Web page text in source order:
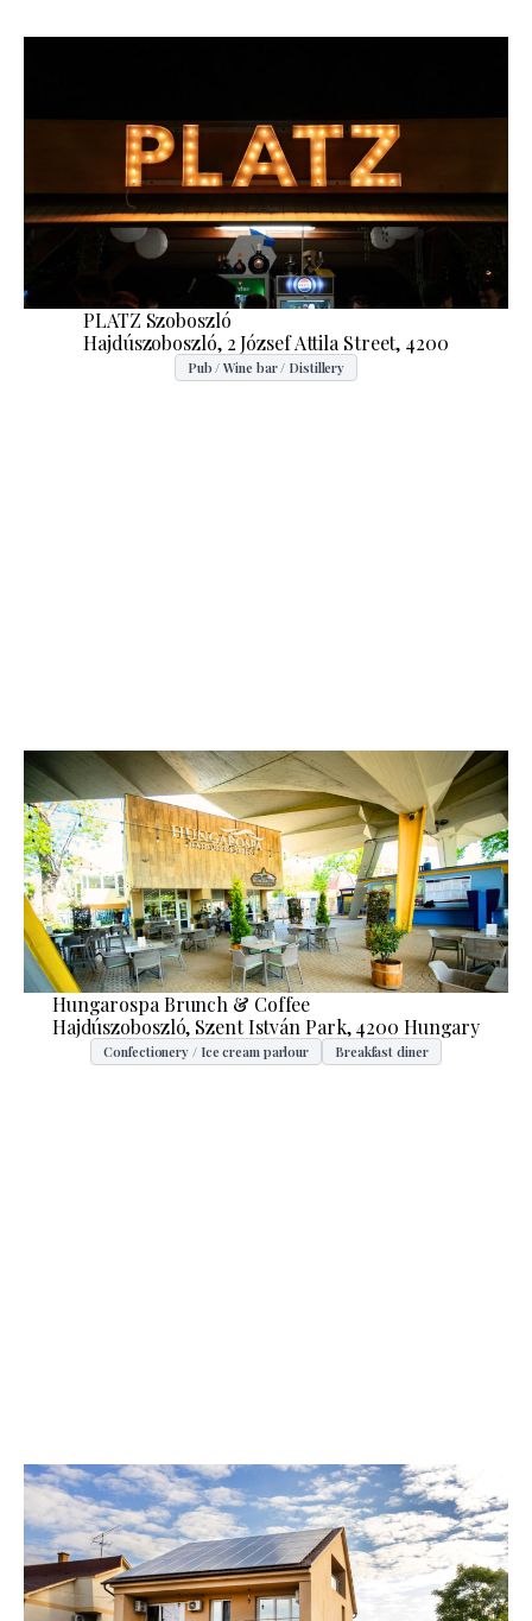
PLATZ Szoboszló
Hajdúszoboszló, 2 József Attila Street, 4200
Pub / Wine bar / Distillery
Hungarospa Brunch & Coffee
Hajdúszoboszló, Szent István Park, 4200 Hungary
Confectionery / Ice cream parlour Breakfast diner